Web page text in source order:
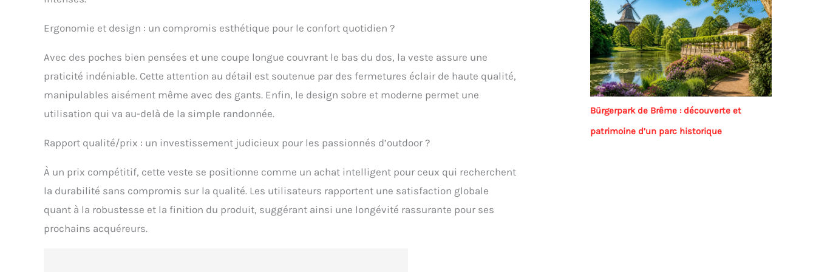
Ergonomie et design : un compromis esthétique pour le confort quotidien ?
Avec des poches bien pensées et une coupe longue couvrant le bas du dos, la veste assure une
praticité indéniable. Cette attention au détail est soutenue par des fermetures éclair de haute qualité,
manipulables aisément même avec des gants. Enfin, le design sobre et moderne permet une
utilisation qui va au-delà de la simple randonnée.
Rapport qualité/prix : un investissement judicieux pour les passionnés d’outdoor ?
À un prix compétitif, cette veste se positionne comme un achat intelligent pour ceux qui recherchent
la durabilité sans compromis sur la qualité. Les utilisateurs rapportent une satisfaction globale
quant à la robustesse et la finition du produit, suggérant ainsi une longévité rassurante pour ses
prochains acquéreurs.
Bürgerpark de Brême : découverte et
patrimoine d’un parc historique